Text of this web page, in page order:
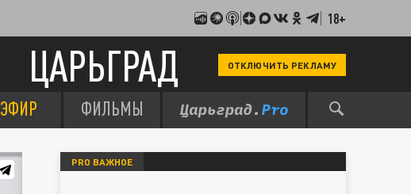
18+
ЦАРЬГРАД ОТКЛЮЧИТЬ РЕКЛАМУ
ЭФИР ФИЛЬМЫ
PRO ВАЖНОЕ